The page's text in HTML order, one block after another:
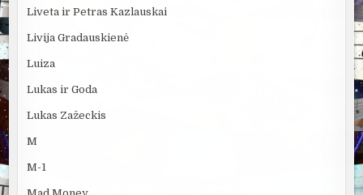
Liveta ir Petras Kazlauskai
Livija Gradauskienė
Luiza
Lukas ir Goda
Lukas Zažeckis
M
M-1